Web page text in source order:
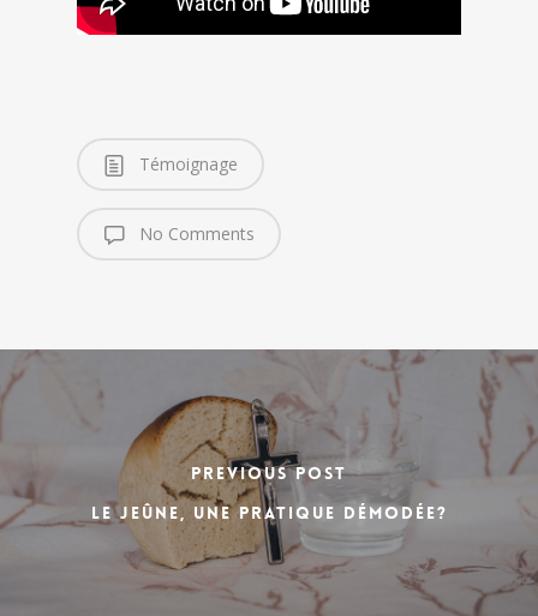
Témoignage
No Comments
Previous Post
Le jeûne, une pratique démodée?